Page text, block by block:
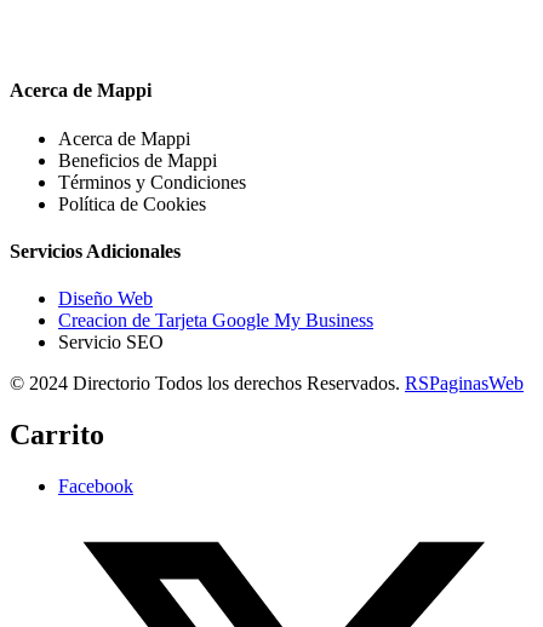
Acerca de Mappi
Acerca de Mappi
Beneficios de Mappi
Términos y Condiciones
Política de Cookies
Servicios Adicionales
Diseño Web
Creacion de Tarjeta Google My Business
Servicio SEO
© 2024 Directorio Todos los derechos Reservados. RSPaginasWeb
Carrito
Facebook